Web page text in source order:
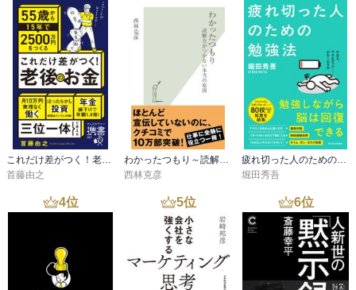
これだけ差がつく！老後のお金 55歳から15年で2500万円をつくる
首藤由之
わかったつもり～読解力がつかない本当の原因～
西林克彦
疲れ切った人のための勉強法
堀田秀吾
4位 5位 6位